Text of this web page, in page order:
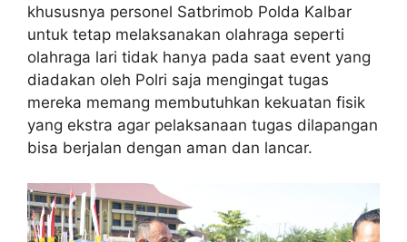
khususnya personel Satbrimob Polda Kalbar
untuk tetap melaksanakan olahraga seperti
olahraga lari tidak hanya pada saat event yang
diadakan oleh Polri saja mengingat tugas
mereka memang membutuhkan kekuatan fisik
yang ekstra agar pelaksanaan tugas dilapangan
bisa berjalan dengan aman dan lancar.